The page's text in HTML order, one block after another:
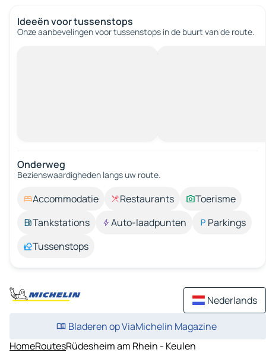
Ideeën voor tussenstops
Onze aanbevelingen voor tussenstops in de buurt van de route.
Onderweg
Bezienswaardigheden langs uw route.
Accommodatie Restaurants
Toerisme
Tankstations
Auto-laadpunten
Parkings
Tussenstops
Nederlands
Bladeren op ViaMichelin Magazine
HomeRoutesRüdesheim am Rhein - Keulen